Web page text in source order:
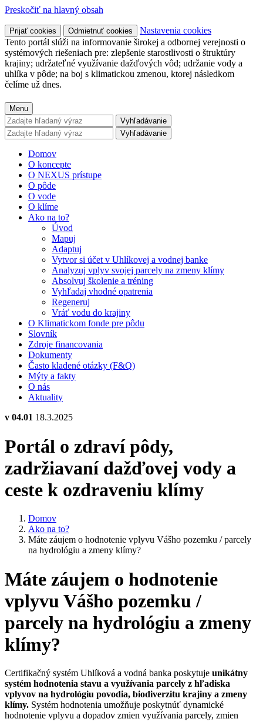
Preskočiť na hlavný obsah
Prijať cookies Odmietnuť cookies
Nastavenia cookies
Tento portál slúži na informovanie širokej a odbornej verejnosti o
systémových riešeniach pre: zlepšenie starostlivosti o štruktúry
krajiny; udržateľné využívanie dažďových vôd; udržanie vody a
uhlíka v pôde; na boj s klimatickou zmenou, ktorej následkom
čelíme už dnes.
Menu
Vyhľadávanie
Vyhľadávanie
Domov
O koncepte
O NEXUS prístupe
O pôde
O vode
O klíme
Ako na to?
Úvod
Mapuj
Adaptuj
Vytvor si účet v Uhlíkovej a vodnej banke
Analyzuj vplyv svojej parcely na zmeny klímy
Absolvuj školenie a tréning
Vyhľadaj vhodné opatrenia
Regeneruj
Vráť vodu do krajiny
O Klimatickom fonde pre pôdu
Slovník
Zdroje financovania
Dokumenty
Často kladené otázky (F&Q)
Mýty a fakty
O nás
Aktuality
v 04.01 18.3.2025
Portál o zdraví pôdy,
zadržiavaní dažďovej vody a
ceste k ozdraveniu klímy
Domov
Ako na to?
Máte záujem o hodnotenie vplyvu Vášho pozemku / parcely
na hydrológiu a zmeny klímy?
Máte záujem o hodnotenie
vplyvu Vášho pozemku /
parcely na hydrológiu a zmeny
klímy?
Certifikačný systém Uhlíková a vodná banka poskytuje unikátny
systém hodnotenia stavu a využívania parcely z hľadiska
vplyvov na hydrológiu povodia, biodiverzitu krajiny a zmeny
klímy. Systém hodnotenia umožňuje poskytnúť dynamické
hodnotenie vplyvu a dopadov zmien využívania parcely, zmien